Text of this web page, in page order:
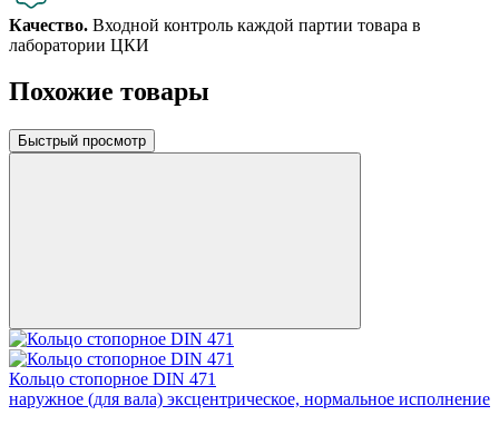
Качество. Входной контроль каждой партии товара в
лаборатории ЦКИ
Похожие товары
Быстрый просмотр
Кольцо стопорное DIN 471
наружное (для вала) эксцентрическое, нормальное исполнение